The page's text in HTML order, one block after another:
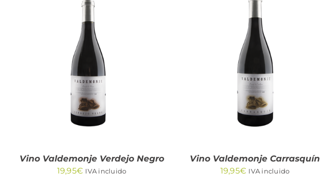
AÑADIR AL CARRITO
QUICK VIEW
Vino Valdemonje Verdejo Negro
19,95€ IVA incluido
AÑADIR AL CARRITO
QUICK VIEW
Vino Valdemonje Carrasquín
19,95€ IVA incluido